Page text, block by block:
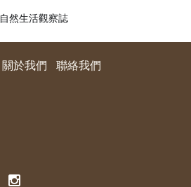
自然生活觀察誌
關於我們 聯絡我們